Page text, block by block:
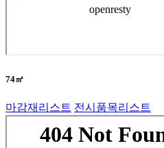
74㎡
마감재리스트 전시품목리스트